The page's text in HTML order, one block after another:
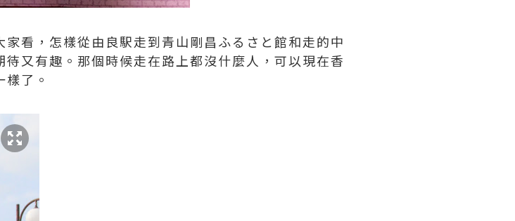
看，怎樣從由良駅走到青山剛昌ふるさと館和走的中
又有趣。那個時候走在路上都沒什麼人，可以現在香
了。